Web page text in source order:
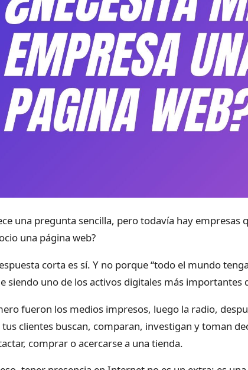
una pregunta sencilla, pero todavía hay empresas
una página web?
corta es sí. Y no porque “todo el mundo
siendo uno de los activos digitales más importantes
fueron los medios impresos, luego la radio,
tus clientes buscan, comparan, investigan y toman
comprar o acercarse a una tienda.